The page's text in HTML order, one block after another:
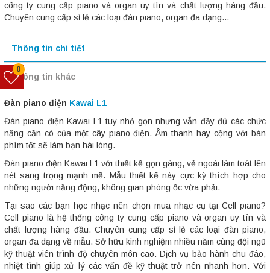
công ty cung cấp piano và organ uy tín và chất lượng hàng đầu.
Chuyên cung cấp sỉ lẻ các loại đàn piano, organ đa dạng...
Thông tin chi tiết
Thông tin khác
Đàn piano điện Kawai L1
Đàn piano điện Kawai L1 tuy nhỏ gọn nhưng vẫn đầy đủ các chức
năng cần có của một cây piano điện. Âm thanh hay cộng với bàn
phím tốt sẽ làm bạn hài lòng.
Đàn piano điện Kawai L1 với thiết kế gọn gàng, vẻ ngoài làm toát lên
nét sang trọng mạnh mẽ. Mẫu thiết kế này cực kỳ thích hợp cho
những người năng động, không gian phòng ốc vừa phải.
Tại sao các bạn học nhạc nên chọn mua nhạc cụ tại Cell piano?
Cell piano là hệ thống công ty cung cấp piano và organ uy tín và
chất lượng hàng đầu. Chuyên cung cấp sỉ lẻ các loại đàn piano,
organ đa dạng về mẫu. Sở hữu kinh nghiệm nhiều năm cùng đội ngũ
kỹ thuật viên trình độ chuyên môn cao. Dịch vụ bảo hành chu đáo,
nhiệt tình giúp xử lý các vấn đề kỹ thuật trở nên nhanh hơn. Với
0